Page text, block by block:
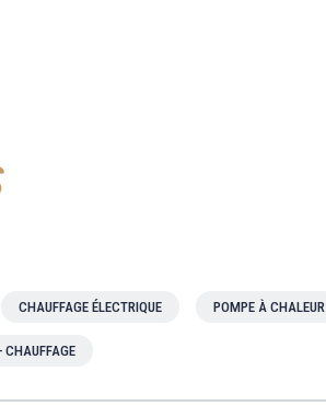
CHAUFFAGE ÉLECTRIQUE POMPE À CHALEUR